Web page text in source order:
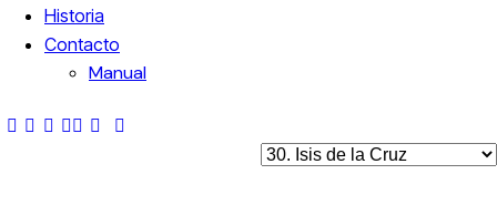
Historia
Contacto
Manual